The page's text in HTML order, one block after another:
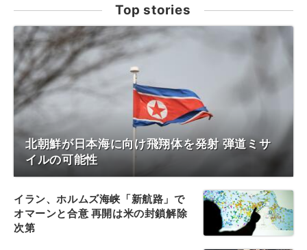
Top stories
北朝鮮が日本海に向け飛翔体を発射 弾道ミサ
イルの可能性
イラン、ホルムズ海峡「新航路」で
オマーンと合意 再開は米の封鎖解除
次第